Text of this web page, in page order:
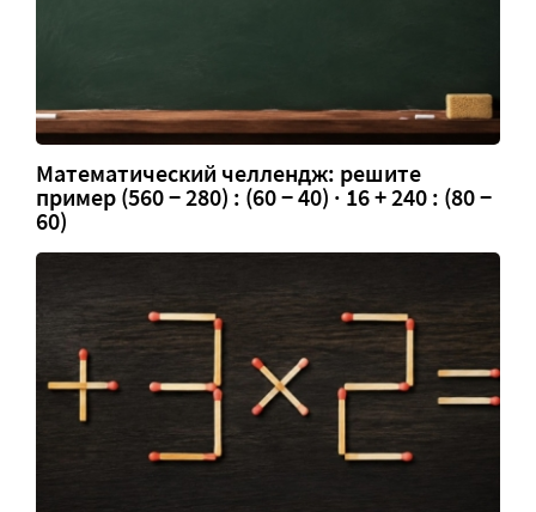
Математический челлендж: решите
пример (560 − 280) : (60 − 40) · 16 + 240 : (80 −
60)